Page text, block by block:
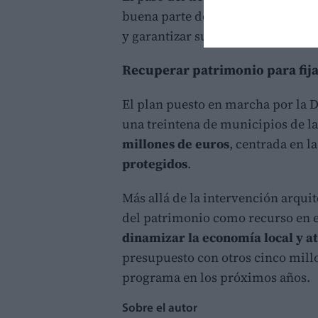
buena parte del recinto, por lo
y garantizar su conservación.
Recuperar patrimonio para
El plan puesto en marcha por la
una treintena de municipios de
millones de euros, centrada en
protegidos.
Más allá de la intervención
del patrimonio como recurso
dinamizar la economía local y
presupuesto con otros cinco
programa en los próximos años.
Sobre el autor